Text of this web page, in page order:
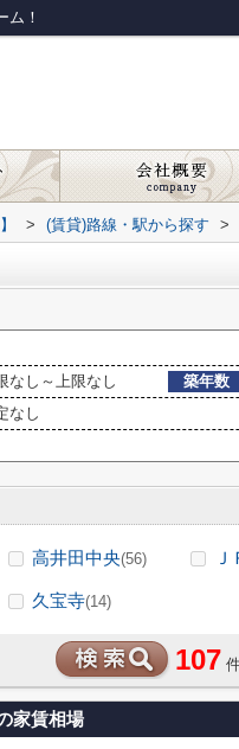
ム！
> (賃貸)路線・駅から探す >
なし～上限なし 築年数
なし
高井田中央(56)
久宝寺(14)
107
家賃相場